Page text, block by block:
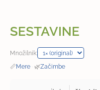
SESTAVINE
Množilnik:
📏Mere · 🌿Začimbe